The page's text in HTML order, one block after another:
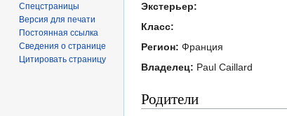
Экстерьер:
Класс:
Регион: Франция
Владелец: Paul Caillard
Родители
Спецстраницы
Версия для печати
Постоянная ссылка
Сведения о странице
Цитировать страницу